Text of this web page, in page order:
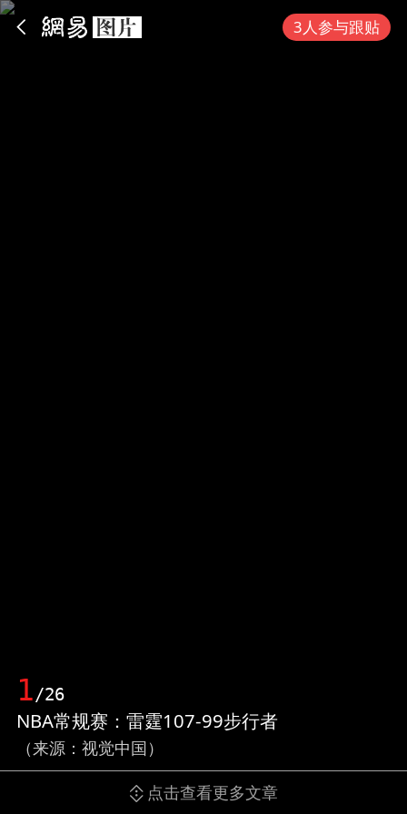
3人参与跟贴
1/26
NBA常规赛：雷霆107-99步行者
（来源：视觉中国）
点击查看更多文章
App内打开